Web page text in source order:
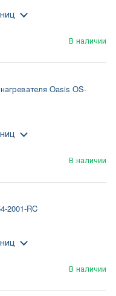
В наличии
Oasis OS-
В наличии
2001-RC
В наличии